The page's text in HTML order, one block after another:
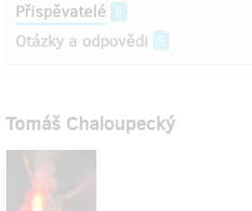
Přispěvatelé 6
Otázky a odpovědi 5
Tomáš Chaloupecký